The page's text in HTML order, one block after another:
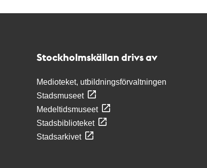
Stockholmskällan drivs av
Medioteket, utbildningsförvaltningen
Stadsmuseet
Medeltidsmuseet
Stadsbiblioteket
Stadsarkivet